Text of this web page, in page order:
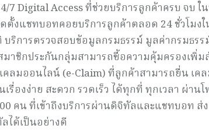
7 Digital Access ที่ช่วยบริการลูกค้าครบ จบ
ดตั้งแชทบอทคอยบริการลูกค้าตลอด 24 ชั่วโม
บริการตรวจสอบข้อมูลกรมธรรม์ มูลค่ากรมธร
าชิกประกันกลุ่มสามารถซื้อความคุ้มครองเพิ่ม
คลมออนไลน์ (e-Claim) ที่ลูกค้าสามารถยื่น เ
เรื่องง่าย สะดวก รวดเร็ว ได้ทุกที่ ทุกเวลา ผ่
คน ที่เข้าถึงบริการผ่านดิจิทัลและแชทบอท ส่
ได้เป็นอย่างดี